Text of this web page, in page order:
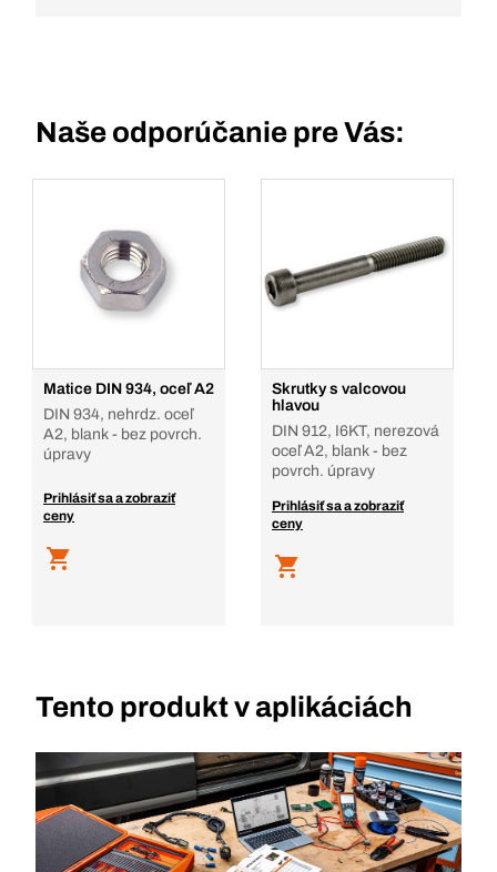
Naše odporúčanie pre Vás:
Matice DIN 934, oceľ A2
DIN 934, nehrdz. oceľ
A2, blank - bez povrch.
úpravy
Prihlásiť sa a zobraziť
ceny
Skrutky s valcovou
hlavou
DIN 912, I6KT, nerezová
oceľ A2, blank - bez
povrch. úpravy
Prihlásiť sa a zobraziť
ceny
Tento produkt v aplikáciách